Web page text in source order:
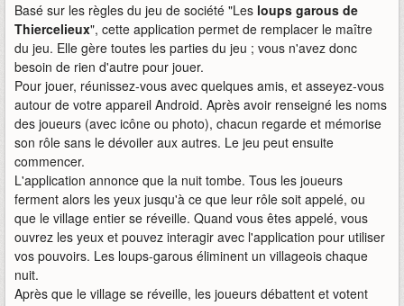
Basé sur les règles du jeu de société "Les loups garous de
Thiercelieux", cette application permet de remplacer le maître
du jeu. Elle gère toutes les parties du jeu ; vous n'avez donc
besoin de rien d'autre pour jouer.
Pour jouer, réunissez-vous avec quelques amis, et asseyez-vous
autour de votre appareil Android. Après avoir renseigné les noms
des joueurs (avec icône ou photo), chacun regarde et mémorise
son rôle sans le dévoiler aux autres. Le jeu peut ensuite
commencer.
L'application annonce que la nuit tombe. Tous les joueurs
ferment alors les yeux jusqu'à ce que leur rôle soit appelé, ou
que le village entier se réveille. Quand vous êtes appelé, vous
ouvrez les yeux et pouvez interagir avec l'application pour utiliser
vos pouvoirs. Les loups-garous éliminent un villageois chaque
nuit.
Après que le village se réveille, les joueurs débattent et votent